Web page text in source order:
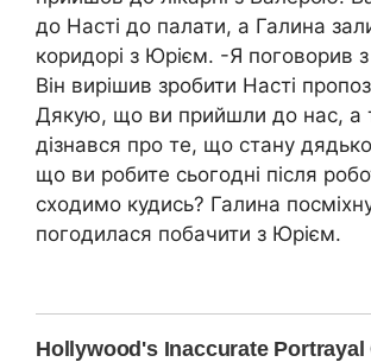
до Насті до палати, а Галина
коридорі з Юрієм. -Я поговорив
Він вирішив зробити Насті
Дякую, що ви прийшли до нас, а
дізнався про те, що стану
що ви робите сьогодні після
сходимо кудись? Галина
погодилася побачити з Юрієм.